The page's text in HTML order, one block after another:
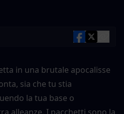
in una brutale apocalisse
sia che tu stia
la tua base o